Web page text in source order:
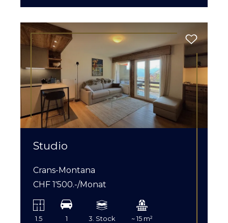
Studio
Crans-Montana
CHF 1'500.-/Monat
1.5 1 3. Stock ~ 15 m²